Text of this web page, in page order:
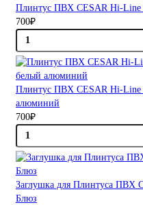
Плинтус ПВХ CESAR Hi-Line
700₽
Плинтус ПВХ CESAR Hi-Line
алюминий
700₽
Заглушка для Плинтуса ПВХ
Блюз